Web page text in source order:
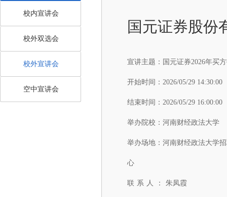
校内宣讲会
校外双选会
校外宣讲会
空中宣讲会
国元证券股份
宣讲主题： 国元证券2026年买
开始时间： 2026/05/29 14:30:00
结束时间： 2026/05/29 16:00:00
举办院校： 河南财经政法大学
举办场地： 河南财经政法大学
心
联系人： 朱凤霞